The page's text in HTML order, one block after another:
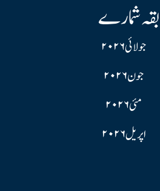
شمارے
جولائی ۲۰۲۶
جون ۲۰۲۶
مئی ۲۰۲۶
اپریل ۲۰۲۶